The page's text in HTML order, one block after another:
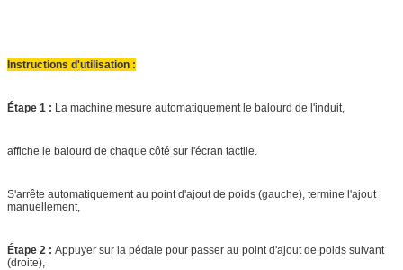
Instructions d'utilisation :
Étape 1 : La machine mesure automatiquement le balourd de l'induit,
affiche le balourd de chaque côté sur l'écran tactile.
S'arrête automatiquement au point d'ajout de poids (gauche), termine l'ajout
manuellement,
Étape 2 : Appuyer sur la pédale pour passer au point d'ajout de poids suivant
(droite),